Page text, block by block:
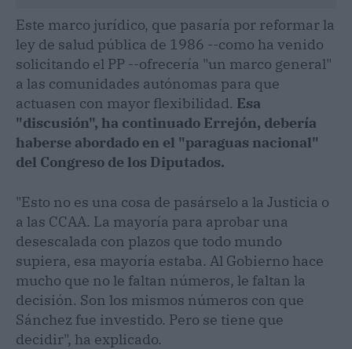
Este marco jurídico, que pasaría por reformar la
ley de salud pública de 1986 --como ha venido
solicitando el PP --ofrecería "un marco general"
a las comunidades autónomas para que
actuasen con mayor flexibilidad. Esa
"discusión", ha continuado Errejón, debería
haberse abordado en el "paraguas nacional"
del Congreso de los Diputados.
"Esto no es una cosa de pasárselo a la Justicia o
a las CCAA. La mayoría para aprobar una
desescalada con plazos que todo mundo
supiera, esa mayoría estaba. Al Gobierno hace
mucho que no le faltan números, le faltan la
decisión. Son los mismos números con que
Sánchez fue investido. Pero se tiene que
decidir", ha explicado.